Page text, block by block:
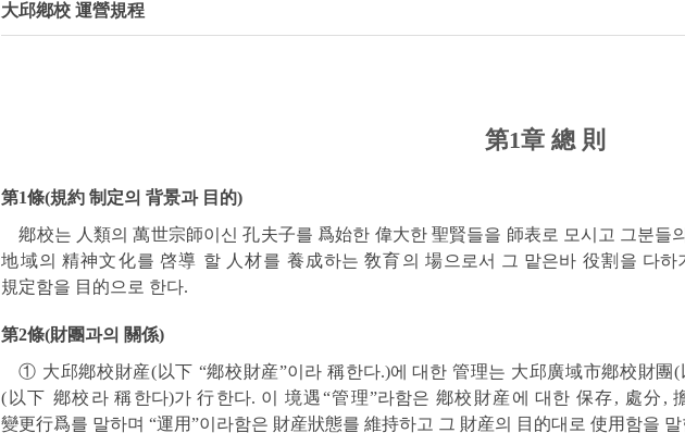
大邱鄕校 運營規程
第1章 總 則
第1條(規約 制定의 背景과 目的)
鄕校는 人類의 萬世宗師이신 孔夫子를 爲始한 偉大한 聖賢들을 師表로 모시고 그분들
地域의 精神文化를 啓導 할 人材를 養成하는 敎育의 場으로서 그 맡은바 役割을 다
規定함을 目的으로 한다.
第2條(財團과의 關係)
① 大邱鄕校財産(以下 “鄕校財産”이라 稱한다.)에 대한 管理는 大邱廣域市鄕校財團
(以下 鄕校라 稱한다)가 行한다. 이 境遇“管理”라함은 鄕校財産에 대한 保存, 處
變更行爲를 말하며 “運用”이라함은 財産狀態를 維持하고 그 財産의 目的대로 使用함을 말